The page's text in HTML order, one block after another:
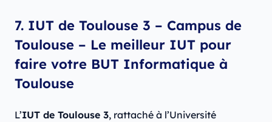
7. IUT de Toulouse 3 – Campus de
Toulouse – Le meilleur IUT pour
faire votre BUT Informatique à
Toulouse
L’IUT de Toulouse 3, rattaché à l’Université